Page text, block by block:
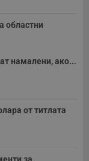
областни
намалени, ако...
от титлата